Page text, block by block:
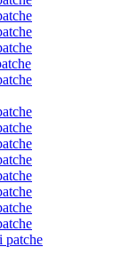
patche